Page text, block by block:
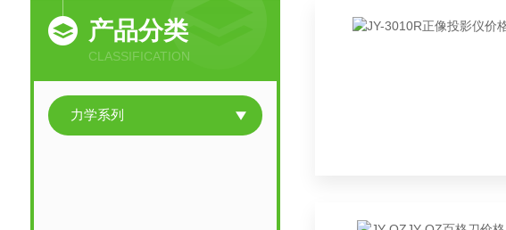
产品分类
CLASSIFICATION
力学系列